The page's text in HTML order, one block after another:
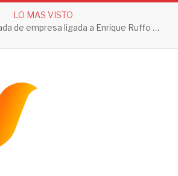
LO MAS VISTO
Detienen a apoderada de empresa ligada a Enrique Ruffo por investigación de Huachicol Fiscal